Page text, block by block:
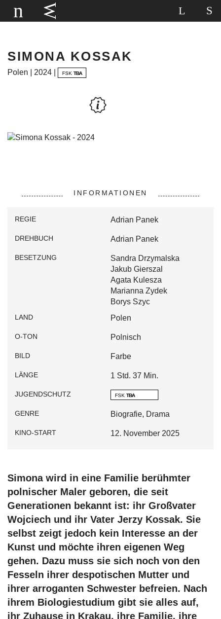
SIMONA KOSSAK
Polen | 2024 | FSK TBA
INFORMATIONEN
REGIE Adrian Panek
DREHBUCH Adrian Panek
BESETZUNG
Sandra Drzymalska
Jakub Gierszal
Agata Kulesza
Marianna Zydek
Borys Szyc
LAND Polen
O-TON Polnisch
BILD Farbe
LÄNGE 1 Std. 37 Min.
JUGENDSCHUTZ FSK TBA
GENRE Biografie, Drama
KINO-START 12. November 2025
Simona wird in eine Familie berühmter
polnischer Maler geboren, die seit
Generationen bekannt ist: ihr Großvater
Wojciech und ihr Vater Jerzy Kossak. Sie
selbst zeigt jedoch kein Interesse an der
Kunst und möchte ihren eigenen Weg
gehen. Dazu muss sie sich noch von den
Fesseln ihrer despotischen Mutter und
ihrer arroganten Schwester befreien. Nach
ihrem Biologiestudium gibt sie alles auf,
ihr Zuhause in Krakau, ihre Familie, ihre